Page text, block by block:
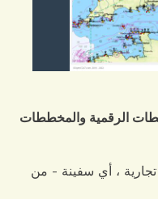
الرقمية والمخططات
، أي سفينة - من